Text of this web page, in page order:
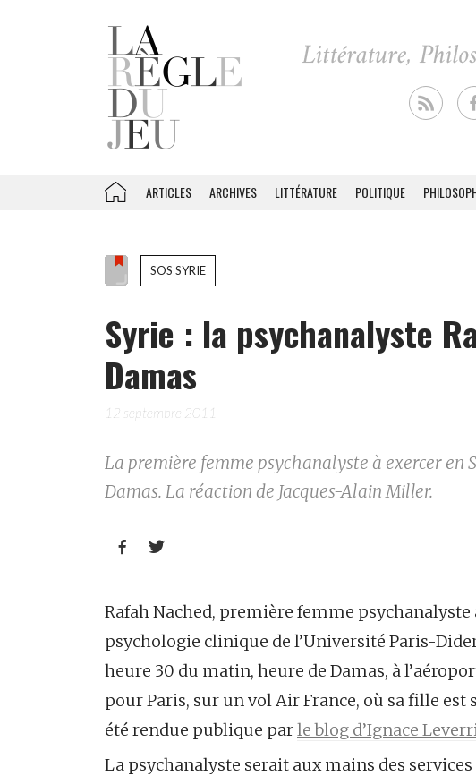
ARTICLES ARCHIVES LITTÉRATURE POLITIQUE
SOS SYRIE
Syrie : la psychanalyste
Damas
12 septembre 2011
La première femme psychanalyste à exercer en
Damas. La réaction de Jacques-Alain Miller.
 
Rafah Nached, première femme
psychologie clinique de l’Université Paris-
heure 30 du matin, heure de Damas, à
pour Paris, sur un vol Air France, où sa fille est
été rendue publique parle blog d’Ignace
La psychanalyste serait aux mains des